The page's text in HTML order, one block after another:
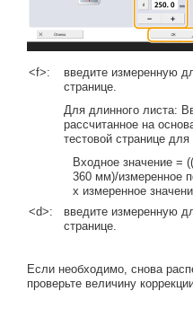
<f>:
введите измеренную
странице.
Для длинного листа:
рассчитанное на
тестовой странице
Входное значение =
360 мм)/измеренное
x измеренное
<d>:
введите измеренную
странице.
Если необходимо, снова
проверьте величину